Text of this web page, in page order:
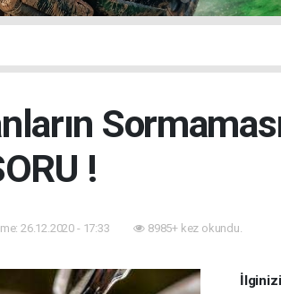
!
26.12.2020 - 17:33 8985+ kez okundu.